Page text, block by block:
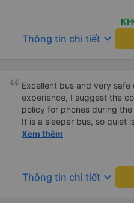
biết tại sao nhưng họ
mới, hiện đại phục vụ
con đường nhỏ, chậm rãi.
không dừng quá lâu ở
Thông tin chi tiết keyboard_arrow_down
Excellent bus and very
experience, I suggest the
policy for phones during
It is a sleeper bus, so quiet
Wi-Fi password clearly
hơn, tôi góp ý nhà xe nên
lặng (tắt âm thanh điện
Xem thêm
Thông tin chi tiết keyboard_arrow_down